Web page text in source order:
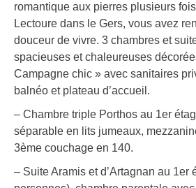
romantique aux pierres plusieurs
Lectoure dans le Gers, vous avez
douceur de vivre. 3 chambres et
spacieuses et chaleureuses
Campagne chic » avec sanitaires
balnéo et plateau d’accueil.
– Chambre triple Porthos au 1er
séparable en lits jumeaux,
3ème couchage en 140.
– Suite Aramis et d’Artagnan au 1er